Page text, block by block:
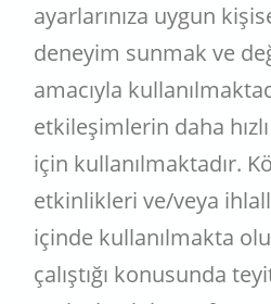
ayarlarınıza uygun
deneyim sunmak ve
amacıyla
etkileşimlerin daha
için kullanılmaktadır.
etkinlikleri ve/veya
içinde kullanılmakta
çalıştığı konusunda